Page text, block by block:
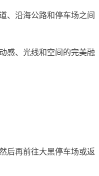
、沿海公路和停车场之间
感、光线和空间的完美融
后再前往大黑停车场或返